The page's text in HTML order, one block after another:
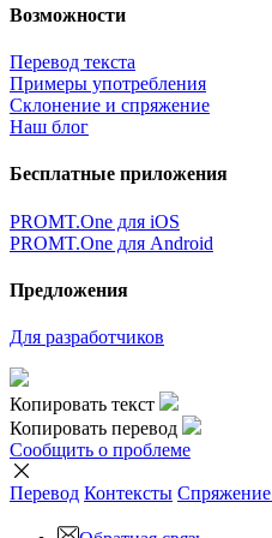
Возможности
Перевод текста
Примеры употребления
Склонение и спряжение
Наш блог
Бесплатные приложения
PROMT.One для iOS
PROMT.One для Android
Предложения
Для разработчиков
Копировать текст
Копировать перевод
Сообщить о проблеме
Перевод Контексты Спряжение